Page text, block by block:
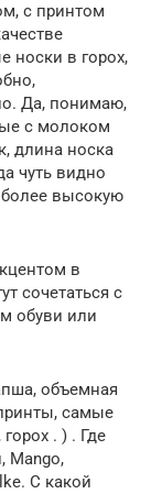
с принтом
носки в горох,
Да, понимаю,
с молоком
длина носка
чуть видно
высокую
в
сочетаться с
обуви или
объемная
самые
. ) . Где
Mango,
С какой